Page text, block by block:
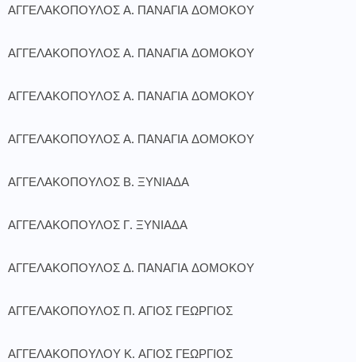
ΑΓΓΕΛΑΚΟΠΟΥΛΟΣ Α. ΠΑΝΑΓΙΑ ΔΟΜΟΚΟΥ
ΑΓΓΕΛΑΚΟΠΟΥΛΟΣ Α. ΠΑΝΑΓΙΑ ΔΟΜΟΚΟΥ
ΑΓΓΕΛΑΚΟΠΟΥΛΟΣ Α. ΠΑΝΑΓΙΑ ΔΟΜΟΚΟΥ
ΑΓΓΕΛΑΚΟΠΟΥΛΟΣ Α. ΠΑΝΑΓΙΑ ΔΟΜΟΚΟΥ
ΑΓΓΕΛΑΚΟΠΟΥΛΟΣ Β. ΞΥΝΙΑΔΑ
ΑΓΓΕΛΑΚΟΠΟΥΛΟΣ Γ. ΞΥΝΙΑΔΑ
ΑΓΓΕΛΑΚΟΠΟΥΛΟΣ Δ. ΠΑΝΑΓΙΑ ΔΟΜΟΚΟΥ
ΑΓΓΕΛΑΚΟΠΟΥΛΟΣ Π. ΑΓΙΟΣ ΓΕΩΡΓΙΟΣ
ΑΓΓΕΛΑΚΟΠΟΥΛΟΥ Κ. ΑΓΙΟΣ ΓΕΩΡΓΙΟΣ